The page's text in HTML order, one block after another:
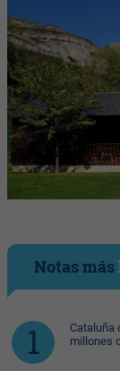
Notas más
Cataluña
millones